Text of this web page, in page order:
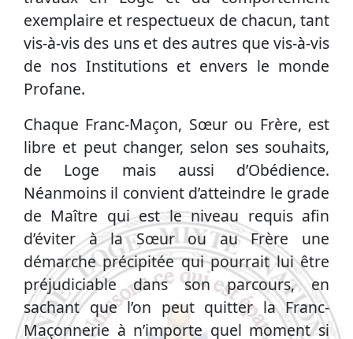
exemplaire et respectueux de chacun, tant
vis-à-vis des uns et des autres que vis-à-vis
de nos Institutions et envers le monde
Profane.
Chaque Franc-Maçon, Sœur ou Frère, est
libre et peut changer, selon ses souhaits,
de Loge mais aussi d’Obédience.
Néanmoins il convient d’atteindre le grade
de Maître qui est le niveau requis afin
d’éviter à la Sœur ou au Frère une
démarche précipitée qui pourrait lui être
préjudiciable dans son parcours, en
sachant que l’on peut quitter la Franc-
Maçonnerie à n’importe quel moment si